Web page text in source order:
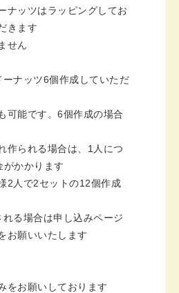
ナッツはラッピングしてお
きます
せん
ナッツ6個作成していただ
可能です。6個作成の場合
作られる場合は、1人につ
がかかります
2人で2セットの12個作成
る場合は申し込みページ
お願いいたします
をお願いしております